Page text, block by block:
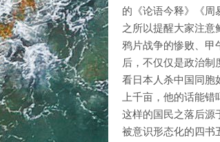
的《论语今释》《周
之所以提醒大家注意
鸦片战争的惨败、甲
后，不仅仅是政治制
看日本人杀中国同胞
上千亩，他的话能
这样的国民之落后
被意识形态化的四书